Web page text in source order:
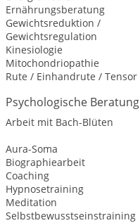
Ernährungsberatung
Gewichtsreduktion /
Gewichtsregulation
Kinesiologie
Mitochondriopathie
Rute / Einhandrute / Tensor
Psychologische Beratung
Arbeit mit Bach-Blüten
Aura-Soma
Biographiearbeit
Coaching
Hypnosetraining
Meditation
Selbstbewusstseinstraining